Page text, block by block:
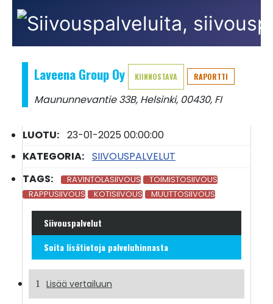
Laveena Group Oy KIINNOSTAVA RAPORTTI
Maununnevantie 33B, Helsinki, 00430, FI
LUOTU: 23-01-2025 00:00:00
KATEGORIA: SIIVOUSPALVELUT
TAGS:
RAVINTOLASIIVOUS
TOIMISTOSIIVOUS
RAPPUSIIVOUS
KOTISIIVOUS MUUTTOSIIVOUS
Siivouspalvelut
Soita lisätietoja palveluhinnasta
Lisää vertailuun